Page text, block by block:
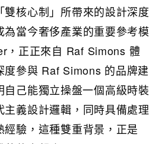
核心制」所帶來的設計深度
當今奢侈產業的重要參考模
，正正來自 Raf Simons 體
度參與 Raf Simons 的品牌建
己能獨立操盤一個高級時裝
義設計邏輯，同時具備處理
驗，這種雙重背景，正是